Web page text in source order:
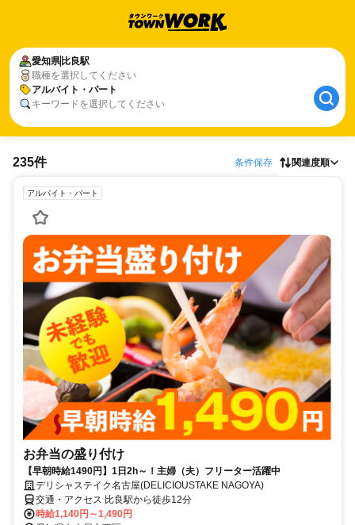
愛知県 比良駅
職種を選択してください
アルバイト・パート
キーワードを選択してください
235件 条件保存 関連度順
アルバイト・パート
お弁当の盛り付け
【早朝時給1490円】1日2h～！主婦（夫）フリーター活躍中
デリシャステイク名古屋(DELICIOUSTAKE NAGOYA)
交通・アクセス 比良駅から徒歩12分
時給1,140円～1,490円